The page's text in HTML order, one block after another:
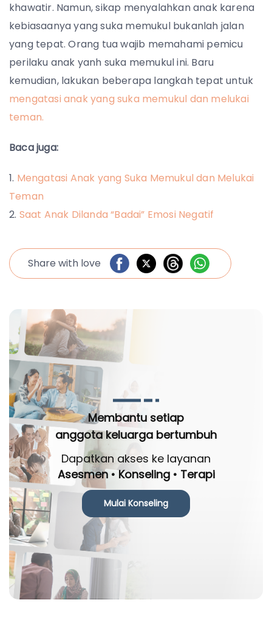
khawatir. Namun, sikap menyalahkan anak karena
kebiasaanya yang suka memukul bukanlah jalan
yang tepat. Orang tua wajib memahami pemicu
perilaku anak yanh suka memukul ini. Baru
kemudian, lakukan beberapa langkah tepat untuk
mengatasi anak yang suka memukul dan melukai
teman.
Baca juga:
Mengatasi Anak yang Suka Memukul dan Melukai
Teman
Saat Anak Dilanda “Badai” Emosi Negatif
Share with love
Membantu setiap
anggota keluarga bertumbuh
Dapatkan akses ke layanan
Asesmen • Konseling • Terapi
Mulai Konseling